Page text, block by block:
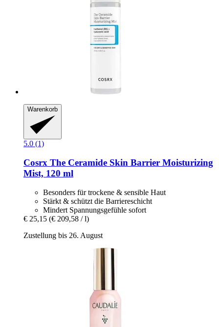
Warenkorb
5.0 (1)
Cosrx The Ceramide Skin Barrier Moisturizing
Mist, 120 ml
Besonders für trockene & sensible Haut
Stärkt & schützt die Barriereschicht
Mindert Spannungsgefühle sofort
€ 25,15 (€ 209,58 / l)
Zustellung bis 26. August